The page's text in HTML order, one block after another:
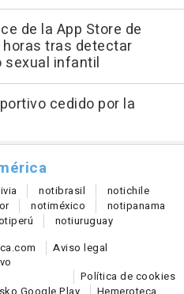
de la App Store de
tras detectar
sexual infantil
cedido por la
notibrasil notichile
notiméxico notipanama
perú notiuruguay
Aviso legal
Política de cookies